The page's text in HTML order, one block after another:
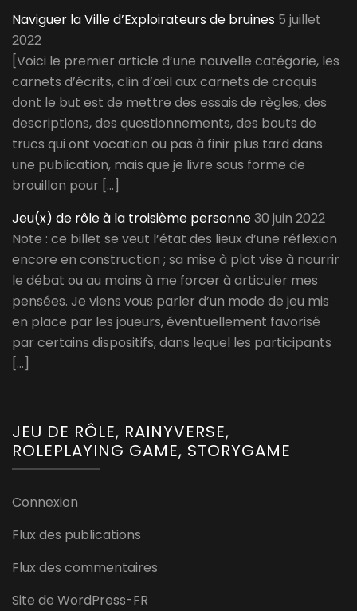
Naviguer la Ville d’Exploirateurs de bruines 5 juillet
2022
[Voici le premier article d’une nouvelle catégorie, les
carnets d’écrits, clin d’œil aux carnets de croquis
dont le but est de mettre des essais de règles, des
descriptions, des questionnements, des bouts de
trucs qui ont vocation ou pas à finir plus tard dans
une publication, mais que je livre sous forme de
brouillon pour […]
Jeu(x) de rôle à la troisième personne30 juin 2022
Note : ce billet se veut l’état des lieux d’une réflexion
encore en construction ; sa mise à plat vise à nourrir
le débat ou au moins à me forcer à articuler mes
pensées. Je viens vous parler d’un mode de jeu mis
en place par les joueurs, éventuellement favorisé
par certains dispositifs, dans lequel les participants
[…]
JEU DE RÔLE, RAINYVERSE,
ROLEPLAYING GAME, STORYGAME
Connexion
Flux des publications
Flux des commentaires
Site de WordPress-FR